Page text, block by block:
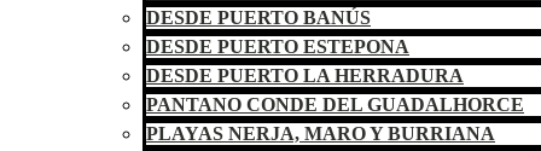
DESDE PUERTO BANÚS
DESDE PUERTO ESTEPONA
DESDE PUERTO LA HERRADURA
PANTANO CONDE DEL GUADALHORCE
PLAYAS NERJA, MARO Y BURRIANA